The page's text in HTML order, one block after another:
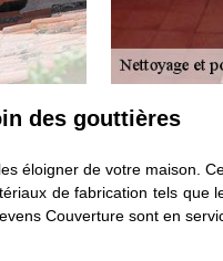
des gouttières
éloigner de votre maison.
de fabrication tels que
Couverture sont en